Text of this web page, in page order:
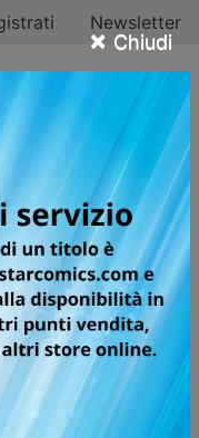
× Chiudi
Newsletter
-
PER
DI DUE